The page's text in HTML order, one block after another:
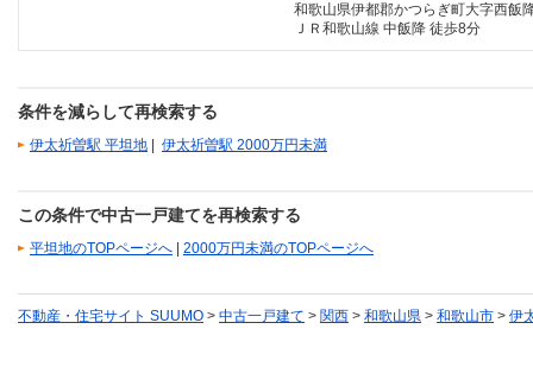
和歌山県伊都郡かつらぎ町大字西飯
ＪＲ和歌山線 中飯降 徒歩8分
条件を減らして再検索する
伊太祈曽駅 平坦地 伊太祈曽駅 2000万円未満
この条件で中古一戸建てを再検索する
平坦地のTOPページへ 2000万円未満のTOPページへ
不動産・住宅サイト SUUMO > 中古一戸建て > 関西 > 和歌山県 > 和歌山市 > 伊